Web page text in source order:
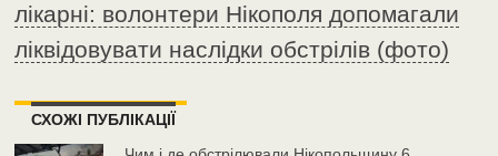
лікарні: волонтери Нікополя допомагали
ліквідовувати наслідки обстрілів (фото)
СХОЖІ ПУБЛІКАЦІЇ